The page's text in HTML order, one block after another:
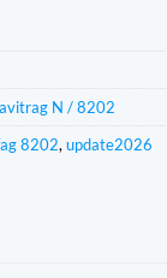
N / 8202
8202, update2026